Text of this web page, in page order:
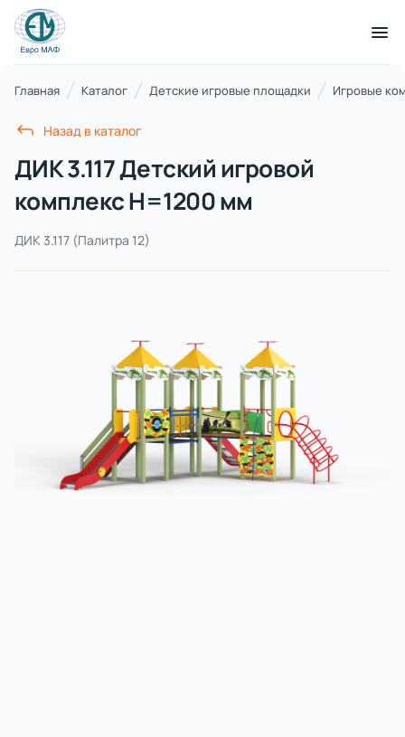
КАТАЛОГ ТОВАРОВ
21 категория
Благоустройство территорий
7 категорий
3 категории
Спорт
4 категории
Главная Каталог Детские игровые площадки Игровые
Назад в каталог
ДИК 3.117 Детский игровой
комплекс Н=1200 мм
ДИК 3.117 (Палитра 12)